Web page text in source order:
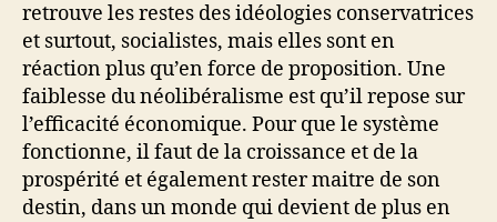
retrouve les restes des idéologies conservatrices
et surtout, socialistes, mais elles sont en
réaction plus qu’en force de proposition. Une
faiblesse du néolibéralisme est qu’il repose sur
l’efficacité économique. Pour que le système
fonctionne, il faut de la croissance et de la
prospérité et également rester maitre de son
destin, dans un monde qui devient de plus en